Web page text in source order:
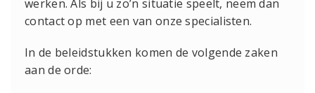
werken. Als bij u zo’n situatie speelt, neem dan
contact op met een van onze specialisten.
In de beleidstukken komen de volgende zaken
aan de orde: